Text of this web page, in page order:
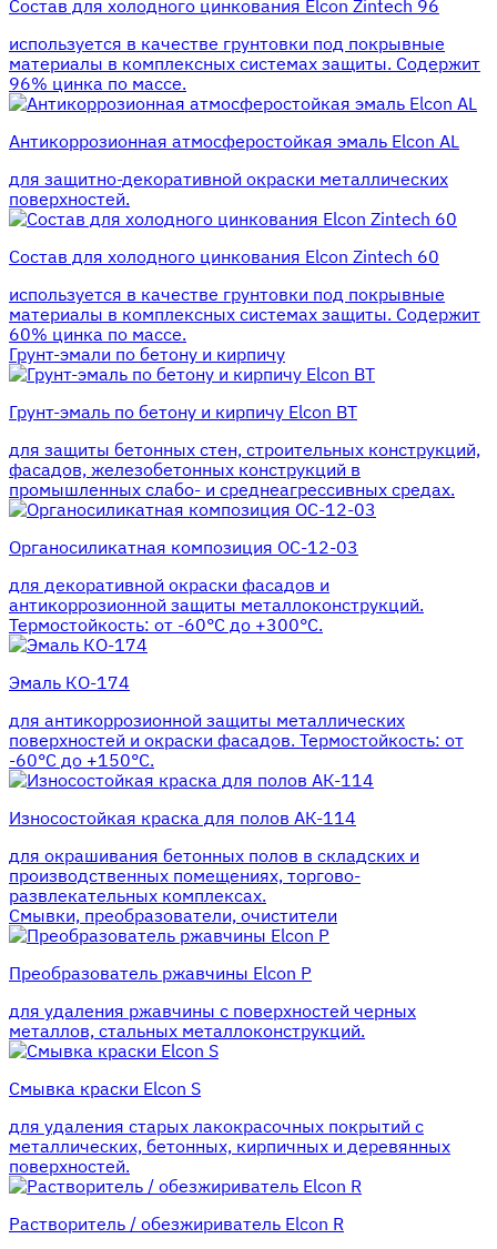
Состав для холодного цинкования Elcon Zintech 96
используется в качестве грунтовки под покрывные
материалы в комплексных системах защиты. Cодержит
96% цинка по массе.
Антикоррозионная атмосферостойкая эмаль Elcon AL
для защитно-декоративной окраски металлических
поверхностей.
Состав для холодного цинкования Elcon Zintech 60
используется в качестве грунтовки под покрывные
материалы в комплексных системах защиты. Cодержит
60% цинка по массе.
Грунт-эмали по бетону и кирпичу
Грунт-эмаль по бетону и кирпичу Elcon BT
для защиты бетонных стен, строительных конструкций,
фасадов, железобетонных конструкций в
промышленных слабо- и среднеагрессивных средах.
Органосиликатная композиция ОС-12-03
для декоративной окраски фасадов и
антикоррозионной защиты металлоконструкций.
Термостойкость: от -60°С до +300°С.
Эмаль КО-174
для антикоррозионной защиты металлических
поверхностей и окраски фасадов. Термостойкость: от
-60°С до +150°С.
Износостойкая краска для полов АК-114
для окрашивания бетонных полов в складских и
производственных помещениях, торгово-
развлекательных комплексах.
Смывки, преобразователи, очистители
Преобразователь ржавчины Elcon P
для удаления ржавчины с поверхностей черных
металлов, стальных металлоконструкций.
Смывка краски Elcon S
для удаления старых лакокрасочных покрытий с
металлических, бетонных, кирпичных и деревянных
поверхностей.
Растворитель / обезжириватель Elcon R